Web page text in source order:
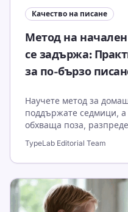
Качество на писане
Метод на
се задържа:
за по-бързо
Научете метод за
поддържате седмици, а
обхваща поза,
стабилна скорост и
TypeLab Editorial Team